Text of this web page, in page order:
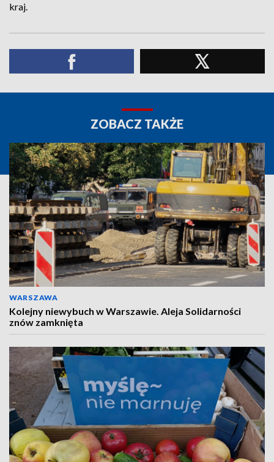
kraj.
ZOBACZ TAKŻE
WARSZAWA
Kolejny niewybuch w Warszawie. Aleja Solidarności
znów zamknięta